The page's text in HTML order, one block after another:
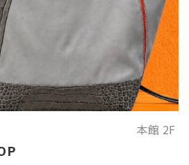
本館 2F
SHOP